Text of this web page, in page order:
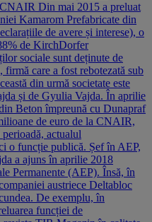
Din mai 2015 a preluat
Kamarom Prefabricate din
de avere și interese), o
de KirchDorfer
sociale sunt deținute de
care a fost rebotezată sub
din urmă societate este
și de Gyulia Vajda. În aprilie
Beton împreună cu Dunapraf
de euro de la CNAIR,
actualul
o funcție publică. Șef în AEP,
a ajuns în aprilie 2018
Permanente (AEP). Însă, în
austriece Deltabloc
De exemplu, în
funcției de